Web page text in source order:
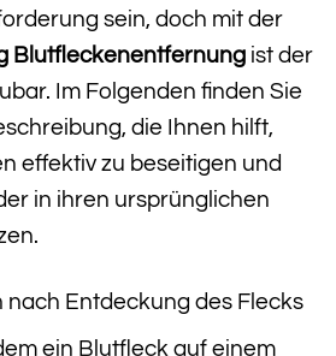
sein, doch mit der
Blutfleckenentfernung ist der
Im Folgenden finden Sie
die Ihnen hilft,
effektiv zu beseitigen und
in ihren ursprünglichen
nach Entdeckung des Flecks
ein Blutfleck auf einem